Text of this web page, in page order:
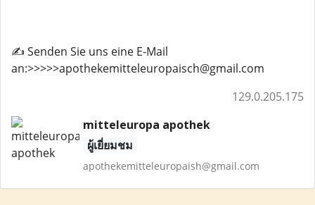
✍️ Senden Sie uns eine E-Mail
an:>>>>>apothekemitteleuropaisch@gmail.com
129.0.205.175
mitteleuropa apothek
ผู้เยี่ยมชม
apothekemitteleuropaish@gmail.com